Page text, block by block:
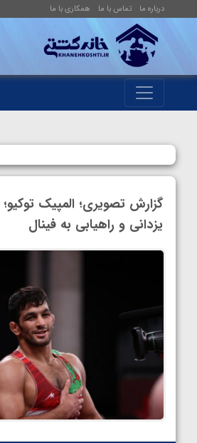
درباره ما تماس با ما همکاری با ما
گزارش تصویری؛ المپیک
یزدانی و راهیابی به فینال